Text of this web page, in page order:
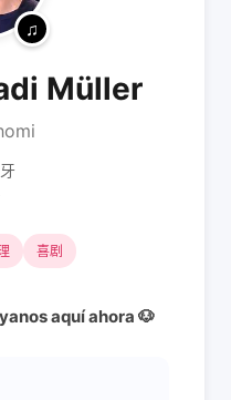
Müller
喜剧
aquí ahora 🐶